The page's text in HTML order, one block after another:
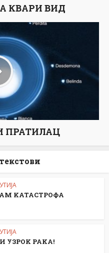
КВАРИ ВИД
ПРАТИЛАЦ
KАТАСТРОФА
УЗРОK РАKА!